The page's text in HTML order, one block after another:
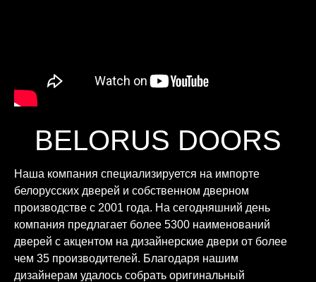
BELORUS DOORS
Наша компания специализируется на импорте
белорусских дверей и собственном дверном
производстве с 2001 года. На сегодняшний день
компания предлагает более 5300 наименований
дверей с акцентом на дизайнерские двери от более
чем 35 производителей. Благодаря нашим
дизайнерам удалось собрать оригинальный